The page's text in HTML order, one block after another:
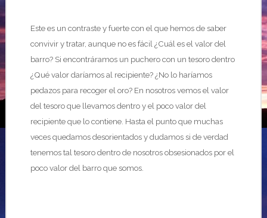
Este es un contraste y fuerte con el que hemos de saber
convivir y tratar, aunque no es fácil ¿Cuál es el valor del
barro? Si encontráramos un puchero con un tesoro dentro
¿Qué valor daríamos al recipiente? ¿No lo haríamos
pedazos para recoger el oro? En nosotros vemos el valor
del tesoro que llevamos dentro y el poco valor del
recipiente que lo contiene. Hasta el punto que muchas
veces quedamos desorientados y dudamos si de verdad
tenemos tal tesoro dentro de nosotros obsesionados por el
poco valor del barro que somos.